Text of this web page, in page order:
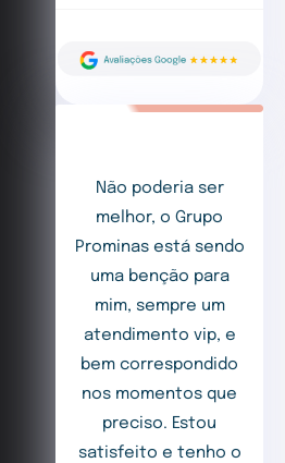
Não poderia ser
melhor, o Grupo
Prominas está sendo
uma benção para
mim, sempre um
atendimento vip, e
bem correspondido
nos momentos que
preciso. Estou
satisfeito e tenho o